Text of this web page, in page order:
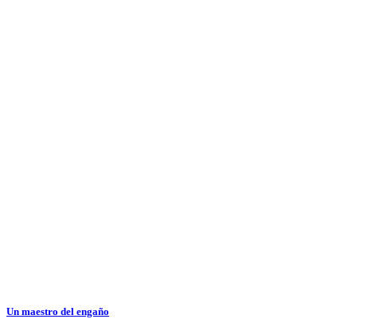
Un maestro del engaño